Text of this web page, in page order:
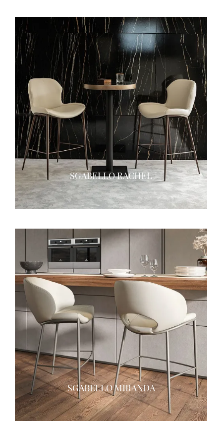
SGABELLO RACHEL
SGABELLO MIRANDA